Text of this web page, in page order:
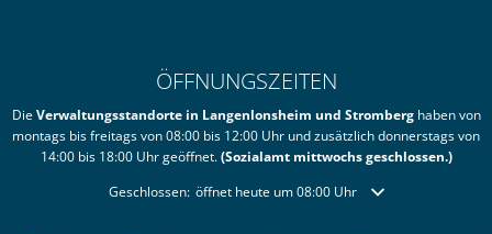
ÖFFNUNGSZEITEN
DieVerwaltungsstandorte in Langenlonsheim und Stromberghaben von
montags bis freitags von 08:00 bis 12:00 Uhr und zusätzlich donnerstags von
14:00 bis 18:00 Uhr geöffnet.(Sozialamt mittwochs geschlossen.)
Klicken, um weitere Öffnungs- oder Schließzeiten
Geschlossen: öffnet heute um 08:00 Uhr